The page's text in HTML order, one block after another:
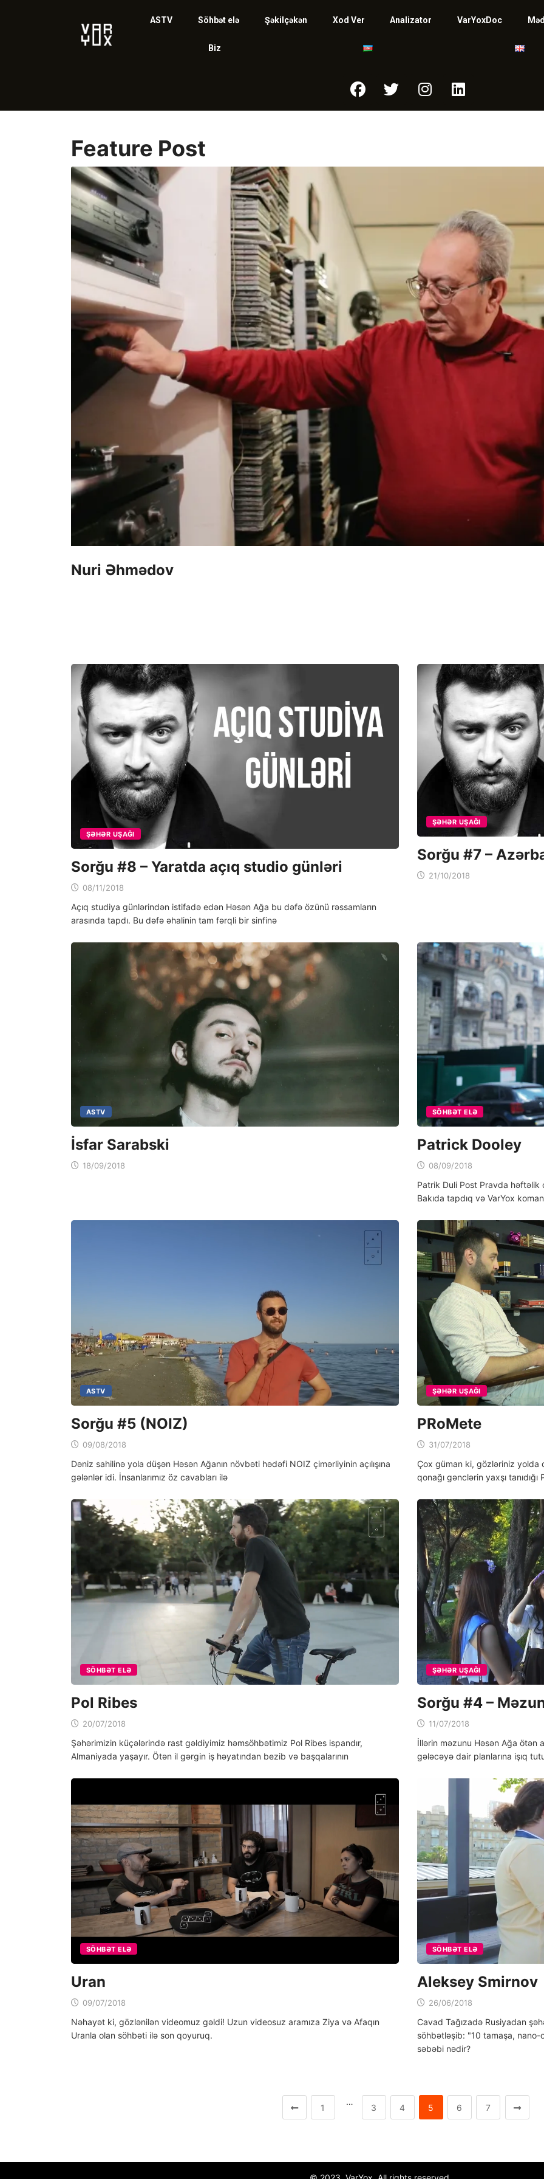
ASTV Söhbət elə Şəkilçəkən Xod Ver Analizator VarYoxDoc
Biz
Feature Post
Nuri Əhmədov
ŞƏHƏR UŞAĞI
Sorğu #8 – Yaratda açıq studio günləri
08/11/2018
Açıq studiya günlərindən istifadə edən Həsən Ağa bu dəfə özünü rəssamların
arasında tapdı. Bu dəfə əhalinin tam fərqli bir sinfinə
ŞƏHƏR UŞAĞI
Sorğu #7 –
21/10/2018
ASTV
İsfar Sarabski
18/09/2018
SÖHBƏT ELƏ
Patrick Dooley
08/09/2018
Patrik Duli Post Pravda həftəlik
Bakıda tapdıq və VarYox
ASTV
Sorğu #5 (NOIZ)
09/08/2018
Dәniz sahilinә yola düşәn Hәsәn Ağanın növbәti hәdәfi NOIZ çimәrliyinin açılışına
gәlәnlәr idi. İnsanlarımız öz cavabları ilә
ŞƏHƏR UŞAĞI
PRoMete
31/07/2018
Çox güman ki, gözləriniz yolda
qonağı gənclərin yaxşı
SÖHBƏT ELƏ
Pol Ribes
20/07/2018
Şəhərimizin küçələrində rast gəldiyimiz həmsöhbətimiz Pol Ribes ispandır,
Almaniyada yaşayır. Ötən il gərgin iş həyatından bezib və başqalarının
ŞƏHƏR UŞAĞI
Sorğu #4 –
11/07/2018
İllәrin mәzunu Həsən Ağa ötәn
gәlәcәyә dair planlarına işıq
SÖHBƏT ELƏ
Uran
09/07/2018
Nəhayət ki, gözlənilən videomuz gəldi! Uzun videosuz aramıza Ziya və Afaqın
Uranla olan söhbəti ilə son qoyuruq.
SÖHBƏT ELƏ
Aleksey Smirnov
26/06/2018
Cavad Tağızadə Rusiyadan
söhbətləşib: "10 tamaşa,
səbəbi nədir?
1
…
3 4 5 6 7